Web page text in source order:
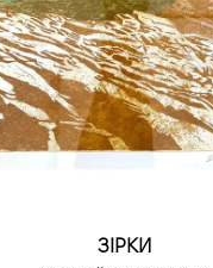
ЗІРКИ